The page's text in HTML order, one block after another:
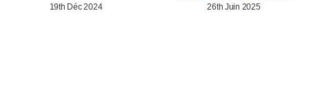
19th Déc 2024 26th Juin 2025